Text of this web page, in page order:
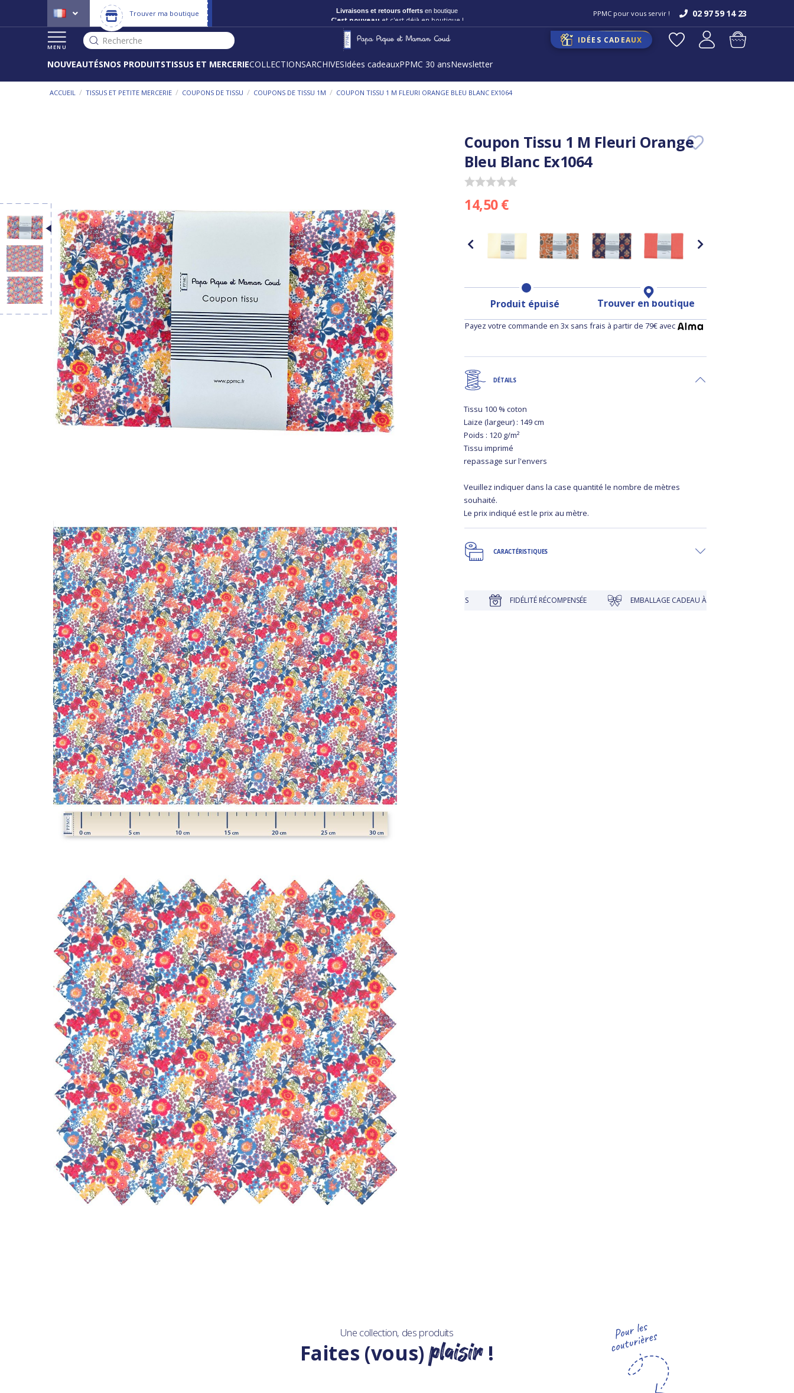
Trouver ma boutique Livraisons et retours offerts en boutique
C'est nouveau et c'est déjà en boutique !
PPMC pour vous servir ! 02 97 59 14 23
MENU
Recherche IDÉES CADEAUX
NOUVEAUTÉSNOS PRODUITSTISSUS ET MERCERIECOLLECTIONSARCHIVESIdées cadeauxPPMC 30 ansNewsletter
ACCUEIL / TISSUS ET PETITE MERCERIE / COUPONS DE TISSU / COUPONS DE TISSU 1M / COUPON TISSU 1 M FLEURI ORANGE BLEU BLANC EX1064
Coupon Tissu 1 M Fleuri Orange
Bleu Blanc Ex1064
14,50 €
Produit épuisé Trouver en boutique
Payez votre commande en 3x sans frais à partir de 79€ avec
DÉTAILS
Tissu 100 % coton
Laize (largeur) : 149 cm
Poids : 120 g/m²
Tissu imprimé
repassage sur l'envers
Veuillez indiquer dans la case quantité le nombre de mètres
souhaité.
Le prix indiqué est le prix au mètre.
CARACTÉRISTIQUES
LIVRAISON OFFERTE EN BOUTIQUE JUSQU'À 30 JOURS POUR CHANGER D'AVIS FIDÉLITÉ RÉCOMPENSÉE EMBALLAGE CADEAU À PRIX DOUX
Une collection, des produits
Faites (vous)plaisir!